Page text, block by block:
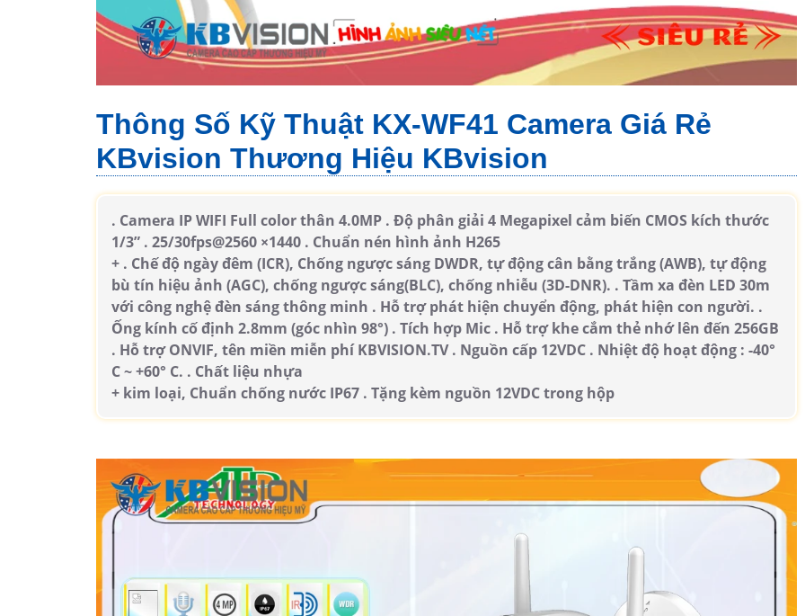
Thông Số Kỹ Thuật KX-WF41 Camera Giá Rẻ
KBvision Thương Hiệu KBvision
. Camera IP WIFI Full color thân 4.0MP . Độ phân giải 4 Megapixel cảm biến CMOS kích thước
1/3” . 25/30fps@2560 ×1440 . Chuẩn nén hình ảnh H265
+ . Chế độ ngày đêm (ICR), Chống ngược sáng DWDR, tự động cân bằng trắng (AWB), tự động
bù tín hiệu ảnh (AGC), chống ngược sáng(BLC), chống nhiễu (3D-DNR). . Tầm xa đèn LED 30m
với công nghệ đèn sáng thông minh . Hỗ trợ phát hiện chuyển động, phát hiện con người. .
Ống kính cố định 2.8mm (góc nhìn 98°) . Tích hợp Mic . Hỗ trợ khe cắm thẻ nhớ lên đến 256GB
. Hỗ trợ ONVIF, tên miền miễn phí KBVISION.TV . Nguồn cấp 12VDC . Nhiệt độ hoạt động : -40°
C ~ +60° C. . Chất liệu nhựa
+ kim loại, Chuẩn chống nước IP67 . Tặng kèm nguồn 12VDC trong hộp